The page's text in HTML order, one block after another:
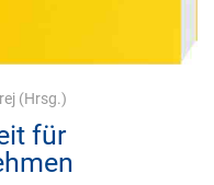
(Hrsg.)
für